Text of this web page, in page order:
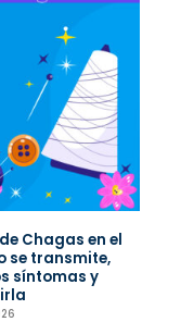
Chagas en el
se transmite,
síntomas y